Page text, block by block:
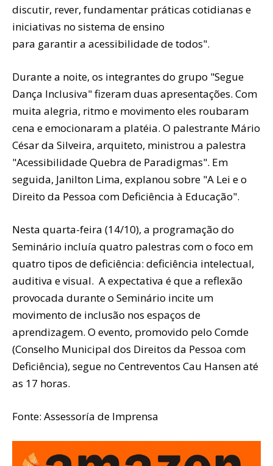
discutir, rever, fundamentar práticas cotidianas e
iniciativas no sistema de ensino
para garantir a acessibilidade de todos".
Durante a noite, os integrantes do grupo "Segue
Dança Inclusiva" fizeram duas apresentações. Com
muita alegria, ritmo e movimento eles roubaram
cena e emocionaram a platéia. O palestrante Mário
César da Silveira, arquiteto, ministrou a palestra
"Acessibilidade Quebra de Paradigmas". Em
seguida, Janilton Lima, explanou sobre "A Lei e o
Direito da Pessoa com Deficiência à Educação".
Nesta quarta-feira (14/10), a programação do
Seminário incluía quatro palestras com o foco em
quatro tipos de deficiência: deficiência intelectual,
auditiva e visual. A expectativa é que a reflexão
provocada durante o Seminário incite um
movimento de inclusão nos espaços de
aprendizagem. O evento, promovido pelo Comde
(Conselho Municipal dos Direitos da Pessoa com
Deficiência), segue no Centreventos Cau Hansen até
as 17 horas.
Fonte: Assessoría de Imprensa